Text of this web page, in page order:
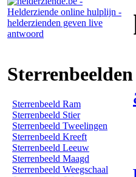
Sterrenbeelden
Sterrenbeeld Ram
Sterrenbeeld Stier
Sterrenbeeld Tweelingen
Sterrenbeeld Kreeft
Sterrenbeeld Leeuw
Sterrenbeeld Maagd
Sterrenbeeld Weegschaal